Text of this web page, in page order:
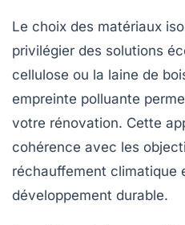
Le choix des matériaux
privilégier des solutions
cellulose ou la laine de
empreinte polluante
votre rénovation. Cette
cohérence avec les
réchauffement climatique
développement durable.